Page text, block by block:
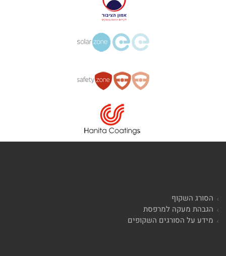
הסורג השקוף
הגבהת מעקה למרפסת
מידע על הסורגים השקופים